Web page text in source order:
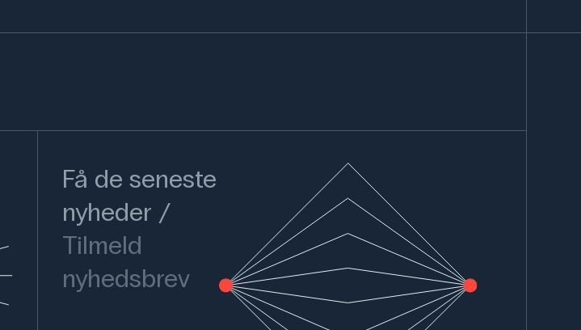
Få de seneste
nyheder
Tilmeld
nyhedsbrev